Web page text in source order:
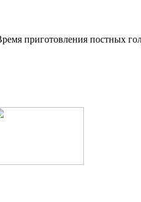
приготовления постных